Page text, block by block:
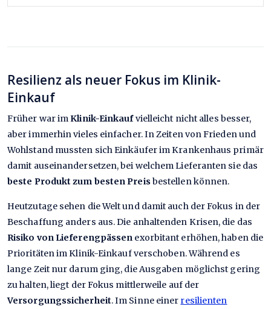
Resilienz als neuer Fokus im Klinik-
Einkauf
Früher war im Klinik-Einkaufvielleicht nicht alles besser,
aber immerhin vieles einfacher. In Zeiten von Frieden und
Wohlstand mussten sich Einkäufer im Krankenhaus primär
damit auseinandersetzen, bei welchem Lieferanten sie das
beste Produkt zum besten Preisbestellen können.
Heutzutage sehen die Welt und damit auch der Fokus in der
Beschaffung anders aus. Die anhaltenden Krisen, die das
Risiko von Lieferengpässen exorbitant erhöhen, haben die
Prioritäten im Klinik-Einkauf verschoben. Während es
lange Zeit nur darum ging, die Ausgaben möglichst gering
zu halten, liegt der Fokus mittlerweile auf der
Versorgungssicherheit. Im Sinne einer resilienten